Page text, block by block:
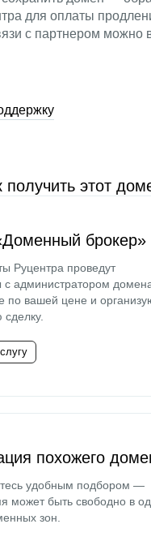
для оплаты
с партнером можно
получить этот
брокер»
Руцентра проведут
с администратором
по вашей цене и
похожего
удобным подбором —
может быть свободно в
зон.